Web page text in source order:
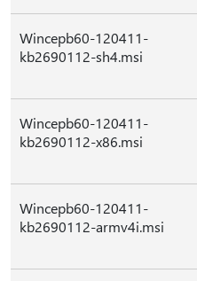
Wincepb60-120411-
kb2690112-sh4.msi
Wincepb60-120411-
kb2690112-x86.msi
Wincepb60-120411-
kb2690112-armv4i.msi